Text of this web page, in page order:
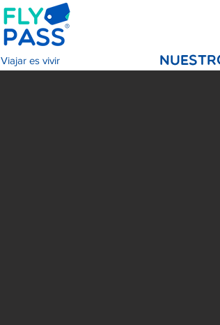
Viajar es vivir